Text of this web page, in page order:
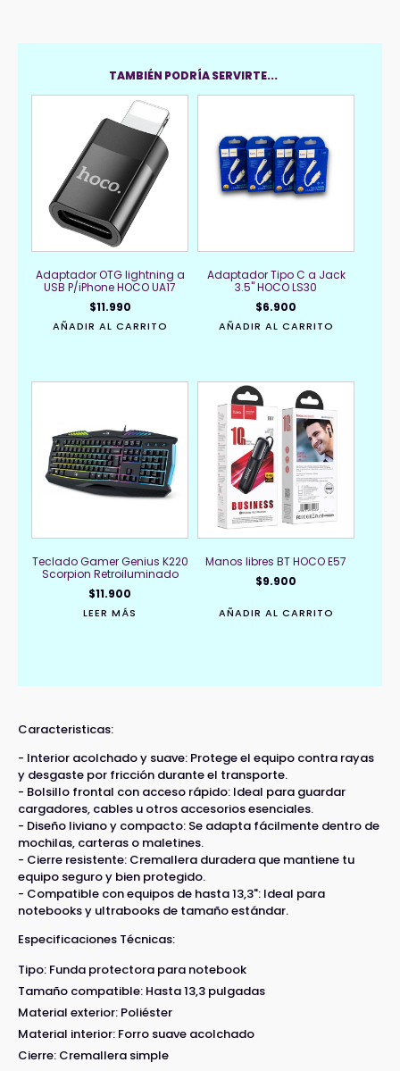
TAMBIÉN PODRÍA SERVIRTE...
Adaptador OTG lightning a
USB P/iPhone HOCO UA17
$11.990
AÑADIR AL CARRITO
Adaptador Tipo C a Jack
3.5" HOCO LS30
$6.900
AÑADIR AL CARRITO
Teclado Gamer Genius K220
Scorpion Retroiluminado
$11.900
LEER MÁS
Manos libres BT HOCO E57
$9.900
AÑADIR AL CARRITO
Caracteristicas:
- Interior acolchado y suave: Protege el equipo contra rayas
y desgaste por fricción durante el transporte.
- Bolsillo frontal con acceso rápido: Ideal para guardar
cargadores, cables u otros accesorios esenciales.
- Diseño liviano y compacto: Se adapta fácilmente dentro de
mochilas, carteras o maletines.
- Cierre resistente: Cremallera duradera que mantiene tu
equipo seguro y bien protegido.
- Compatible con equipos de hasta 13,3": Ideal para
notebooks y ultrabooks de tamaño estándar.
Especificaciones Técnicas:
Tipo: Funda protectora para notebook
Tamaño compatible: Hasta 13,3 pulgadas
Material exterior: Poliéster
Material interior: Forro suave acolchado
Cierre: Cremallera simple